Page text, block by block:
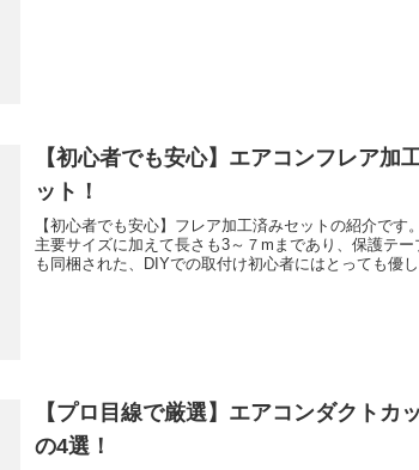
【初心者でも安心】エアコンフレア加
ット！
【初心者でも安心】フレア加工済みセットの紹介です
主要サイズに加えて長さも3～７mまであり、保護テ
も同梱された、DIYでの取付け初心者にはとっても優
【プロ目線で厳選】エアコンダクトカ
の4選！